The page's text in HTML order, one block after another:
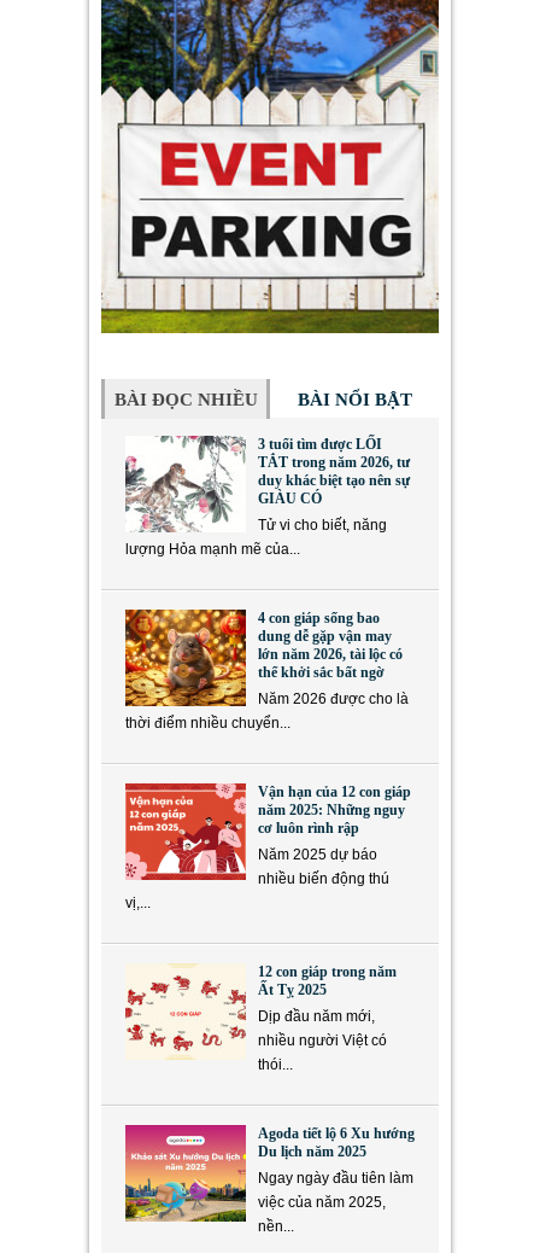
BÀI ĐỌC NHIỀU BÀI NỔI BẬT
3 tuổi tìm được LỐI
TẮT trong năm 2026, tư
duy khác biệt tạo nên sự
GIÀU CÓ
Tử vi cho biết, năng
lượng Hỏa mạnh mẽ của...
4 con giáp sống bao
dung dễ gặp vận may
lớn năm 2026, tài lộc có
thể khởi sắc bất ngờ
Năm 2026 được cho là
thời điểm nhiều chuyển...
Vận hạn của 12 con giáp
năm 2025: Những nguy
cơ luôn rình rập
Năm 2025 dự báo
nhiều biến động thú
vị,...
12 con giáp trong năm
Ất Tỵ 2025
Dịp đầu năm mới,
nhiều người Việt có
thói...
Agoda tiết lộ 6 Xu hướng
Du lịch năm 2025
Ngay ngày đầu tiên làm
việc của năm 2025,
nền...